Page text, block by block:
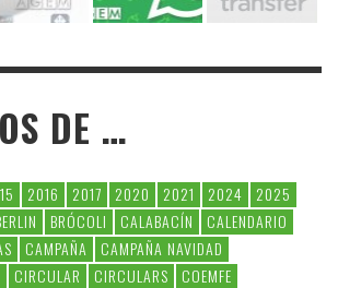
DE …
2016 2017 2020 2021 2024
2025
BRÓCOLI CALABACÍN
CALENDARIO
CAMPAÑA
CAMPAÑA NAVIDAD
CIRCULAR CIRCULARS
COEMFE